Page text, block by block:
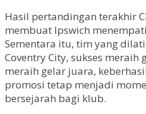
Hasil pertandingan terakhir
membuat Ipswich
Sementara itu, tim yang
Coventry City, sukses meraih
meraih gelar juara,
promosi tetap menjadi
bersejarah bagi klub.